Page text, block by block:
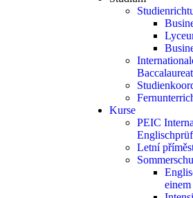
Baccalaureat
Kurse
PEIC
Letní